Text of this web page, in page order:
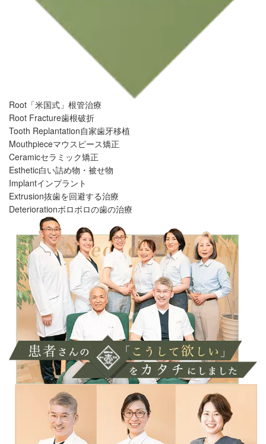
Root「米国式」根管治療
Root Fracture歯根破折
Tooth Replantation 自家歯牙移植
Mouthpieceマウスピース矯正
Ceramicセラミック矯正
Esthetic白い詰め物・被せ物
Implantインプラント
Extrusion抜歯を回避する治療
Deteriorationボロボロの歯の治療